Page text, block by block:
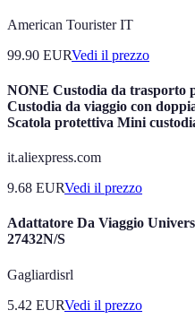
American Tourister IT
99.90 EURVedi il prezzo
NONE Custodia da trasporto
Custodia da viaggio con
Scatola protettiva Mini
it.aliexpress.com
9.68 EURVedi il prezzo
Adattatore Da Viaggio
27432N/S
Gagliardisrl
5.42 EURVedi il prezzo